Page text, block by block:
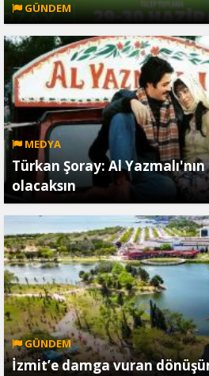
GÜNDEM
MEDYA
Türkan Şoray: Al
olacaksın
GÜNDEM
İzmit’e damga vuran